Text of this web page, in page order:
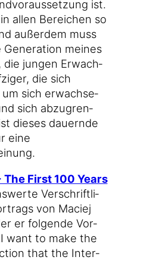
ist.
allen Berei­chen so
außer­dem muss
Gene­ra­ti­on mei­nes
die jun­gen Erwach­
die sich
um sich erwach­se­
sich abzu­gren­
die­ses dau­ern­de
eine
The First 100 Years
Ver­schrift­li­
von Maciej
er fol­gen­de Vor­
want to make the
that the Inter­